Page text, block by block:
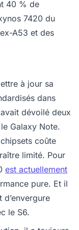
40 % de
7420 du
A53 et des
à jour sa
dans
avait dévoilé deux
Galaxy Note.
coûte
limité. Pour
est actuellement
pure. Et il
le S6.